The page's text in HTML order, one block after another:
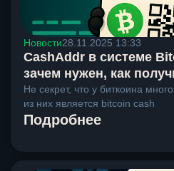
Новости28.11.2025 13:33
CashAddr в системе
зачем нужен, как
Не секрет, что у биткоина
из них является bitcoin cash
Подробнее